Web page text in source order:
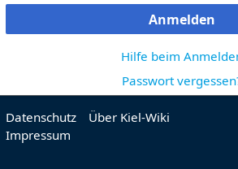
Anmelden
Hilfe beim
Passwort
Datenschutz
Über Kiel-Wiki
Impressum